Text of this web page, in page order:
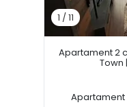
1 /11
Apartament 2
Town